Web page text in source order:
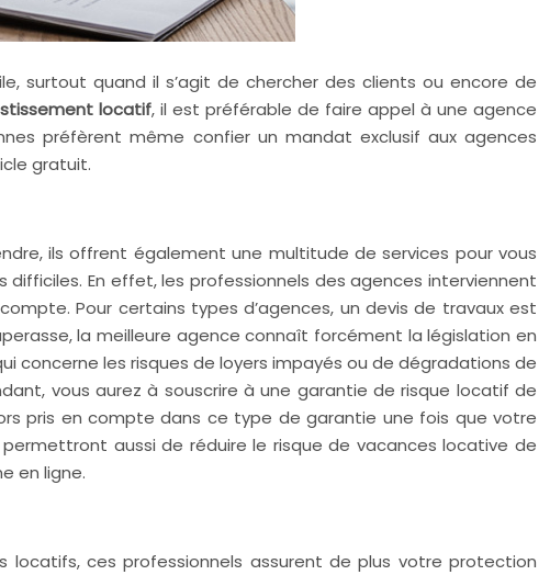
surtout quand il s’agit de chercher des clients ou encore de
locatif, il est préférable de faire appel à une agence
préfèrent même confier un mandat exclusif aux agences
gratuit.
ils offrent également une multitude de services pour vous
En effet, les professionnels des agences interviennent
Pour certains types d’agences, un devis de travaux est
la meilleure agence connaît forcément la législation en
concerne les risques de loyers impayés ou de dégradations de
vous aurez à souscrire à une garantie de risque locatif de
pris en compte dans ce type de garantie une fois que votre
aussi de réduire le risque de vacances locative de
en ligne.
locatifs, ces professionnels assurent de plus votre protection